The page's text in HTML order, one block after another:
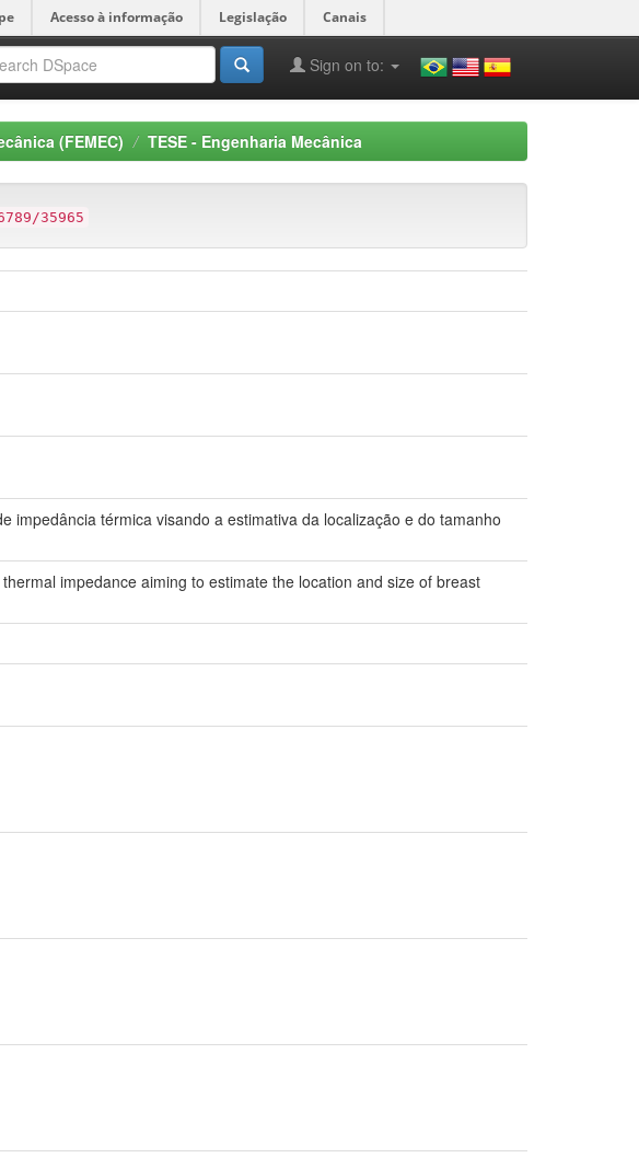
Acesso à informação Legislação Canais
Sign on to:
(FEMEC) TESE - Engenharia Mecânica
35965
impedância térmica visando a estimativa da localização e do tamanho
impedance aiming to estimate the location and size of breast